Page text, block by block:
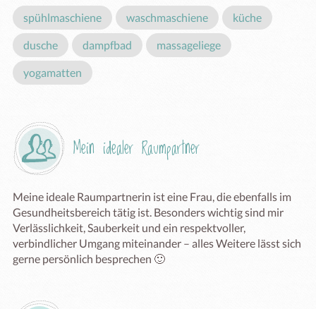
spühlmaschiene waschmaschiene küche
dusche dampfbad massageliege
yogamatten
Mein idealer Raumpartner
Meine ideale Raumpartnerin ist eine Frau, die ebenfalls im
Gesundheitsbereich tätig ist. Besonders wichtig sind mir
Verlässlichkeit, Sauberkeit und ein respektvoller,
verbindlicher Umgang miteinander – alles Weitere lässt sich
gerne persönlich besprechen 🙂